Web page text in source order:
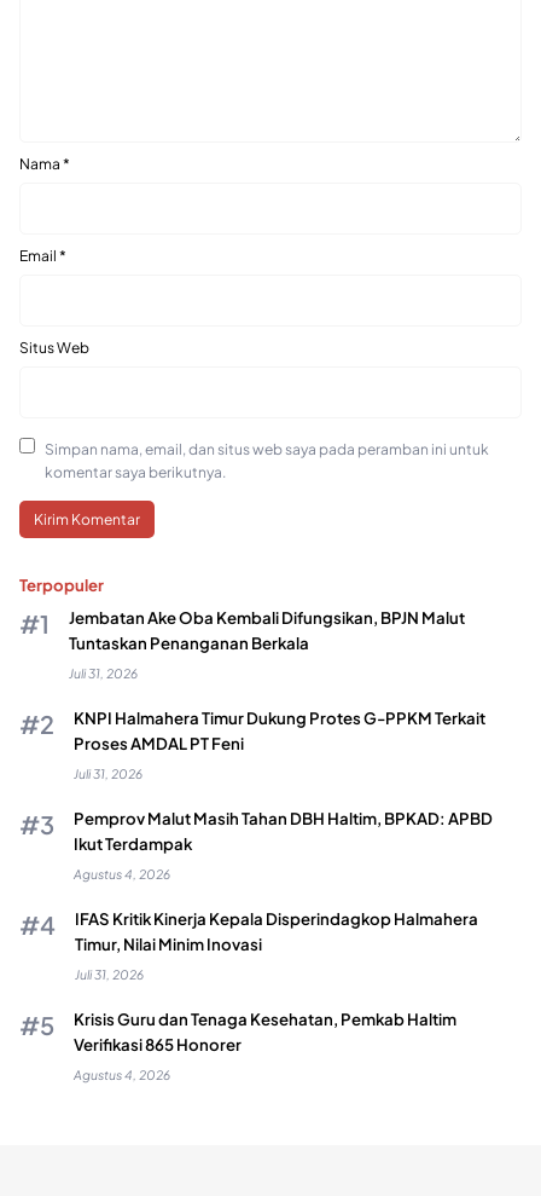
Nama *
Email *
Situs Web
Simpan nama, email, dan situs web saya pada peramban ini untuk
komentar saya berikutnya.
Terpopuler
Jembatan Ake Oba Kembali Difungsikan, BPJN Malut
Tuntaskan Penanganan Berkala
Juli 31, 2026
KNPI Halmahera Timur Dukung Protes G-PPKM Terkait
Proses AMDAL PT Feni
Juli 31, 2026
Pemprov Malut Masih Tahan DBH Haltim, BPKAD: APBD
Ikut Terdampak
Agustus 4, 2026
IFAS Kritik Kinerja Kepala Disperindagkop Halmahera
Timur, Nilai Minim Inovasi
Juli 31, 2026
Krisis Guru dan Tenaga Kesehatan, Pemkab Haltim
Verifikasi 865 Honorer
Agustus 4, 2026